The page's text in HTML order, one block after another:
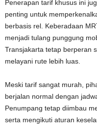
Penerapan tarif khusus ini
penting untuk
berbasis rel. Keberadaan
menjadi tulang punggung
Transjakarta tetap berperan
melayani rute lebih luas.
Meski tarif sangat murah,
berjalan normal dengan
Penumpang tetap diimbau
serta mengikuti aturan